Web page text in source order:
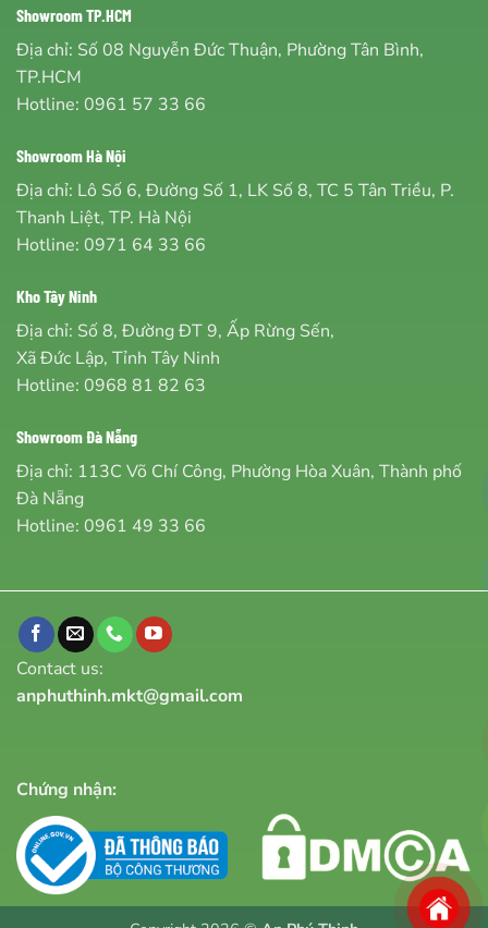
Showroom TP.HCM
Địa chỉ: Số 08 Nguyễn Đức Thuận, Phường Tân Bình,
TP.HCM
Hotline: 0961 57 33 66
Showroom Hà Nội
Địa chỉ: Lô Số 6, Đường Số 1, LK Số 8, TC 5 Tân Triều, P.
Thanh Liệt, TP. Hà Nội
Hotline: 0971 64 33 66
Kho Tây Ninh
Địa chỉ: Số 8, Đường ĐT 9, Ấp Rừng Sến,
Xã Đức Lập, Tỉnh Tây Ninh
Hotline: 0968 81 82 63
Showroom Đà Nẵng
Địa chỉ: 113C Võ Chí Công, Phường Hòa Xuân, Thành phố
Đà Nẵng
Hotline: 0961 49 33 66
Contact us:
anphuthinh.mkt@gmail.com
Chứng nhận: